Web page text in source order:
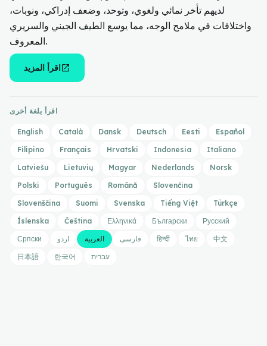
لديهم تأخر نمائي ولغوي، وتوحد، وضعف إدراكي، ونوبات،
واختلافات في ملامح الوجه، مما يوسع الطيف الجيني والسريري
المعروف.
اقرأ المزيدopen_in_new
اقرأ بلغة أخرى
English Català Dansk Deutsch Eesti
Español
Filipino
Français Hrvatski Indonesia
Italiano
Latviešu
Lietuvių Magyar Nederlands
Norsk
Polski
Português Română
Slovenčina
Slovenščina
Suomi Svenska Tiếng Việt
Türkçe
Íslenska
Čeština Ελληνικά Български
Русский
Српски
اردو العربية فارسی हिन्दी ไทย
中文
日本語
한국어 עברית